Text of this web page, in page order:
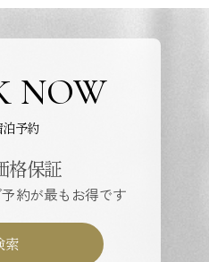
NOW
泊予約
格保証
約が最もお得です
索